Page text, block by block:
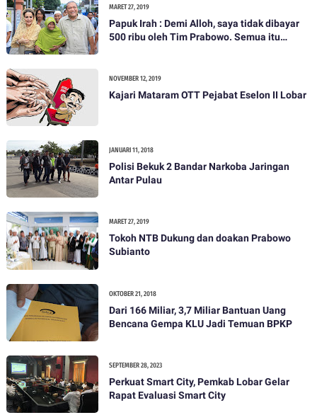
MARET 27, 2019
Papuk Irah : Demi Alloh, saya tidak dibayar
500 ribu oleh Tim Prabowo. Semua itu
NOVEMBER 12, 2019
Kajari Mataram OTT Pejabat Eselon II Lobar
JANUARI 11, 2018
Polisi Bekuk 2 Bandar Narkoba Jaringan
Antar Pulau
MARET 27, 2019
Tokoh NTB Dukung dan doakan Prabowo
Subianto
OKTOBER 21, 2018
Dari 166 Miliar, 3,7 Miliar Bantuan Uang
Bencana Gempa KLU Jadi Temuan BPKP
SEPTEMBER 28, 2023
Perkuat Smart City, Pemkab Lobar Gelar
Rapat Evaluasi Smart City